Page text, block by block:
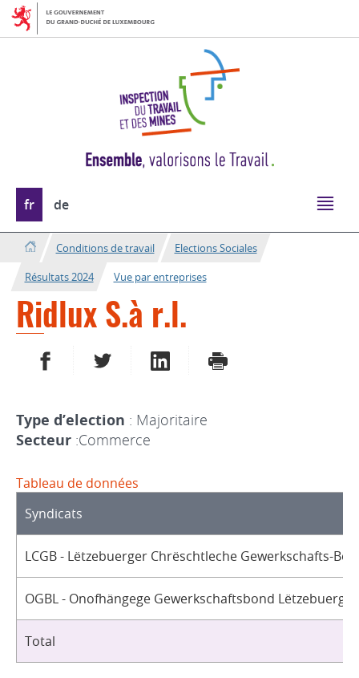
Aller
Aller
au
Changer
de
langue
fr de
Conditions de travail
Elections Sociales
Résultats 2024
Vue par entreprises
Ridlux S.à r.l.
PARTAGER SUR FACEBOOK
PARTAGER SUR TWITTER
PARTAGER SUR LINKEDIN
IMPRIMER
Type d’election : Majoritaire
Secteur :Commerce
Tableau de données
Syndicats
LCGB - Lëtzebuerger Chrëschtleche Gewerkschafts-
OGBL - Onofhängege Gewerkschaftsbond
Total